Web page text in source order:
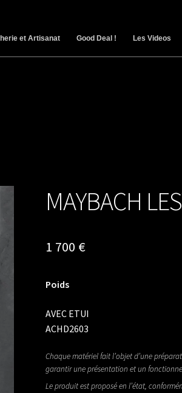
et Artisanat Good Deal ! Les Videos
MAYBACH
1 700 €
Poids
AVEC ETUI
ACHD2603
Chaque matériel fait l’objet d’une
garantir une présentation et un
Le produit est proposé en l’état,